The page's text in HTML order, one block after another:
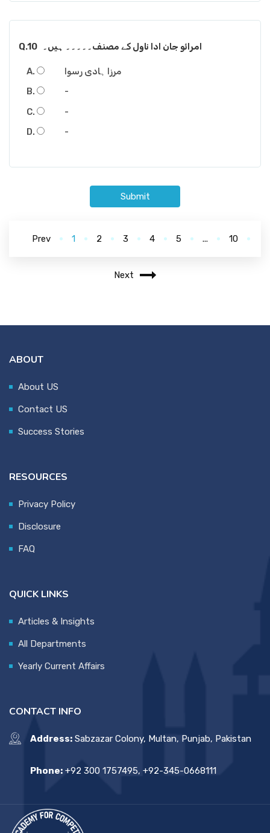
Q.10 امرائو جان ادا ناول کے مصنف۔۔۔۔۔ ہیں۔
مرزا ہادی رسوا
-
-
-
Submit
Prev 1 2 3 4 5 ... 10
Next
ABOUT
About US
Contact US
Success Stories
RESOURCES
Privacy Policy
Disclosure
FAQ
QUICK LINKS
Articles & Insights
All Departments
Yearly Current Affairs
CONTACT INFO
Address: Sabzazar Colony, Multan, Punjab, Pakistan
Phone: +92 300 1757495, +92-345-0668111